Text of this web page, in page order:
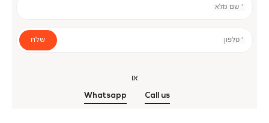
* שם מלא
* טלפון שלח
או
Call us
Whatsapp